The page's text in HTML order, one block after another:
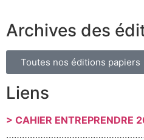
Archives des
Toutes nos éditions papiers
Liens
> CAHIER ENTREPRENDRE